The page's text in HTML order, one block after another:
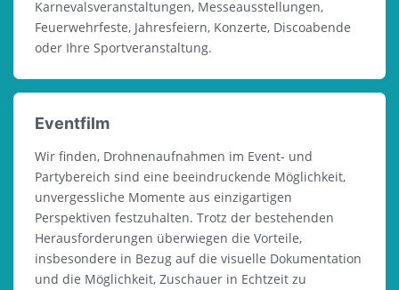
Karnevalsveranstaltungen, Messeausstellungen,
Feuerwehrfeste, Jahresfeiern, Konzerte, Discoabende
oder Ihre Sportveranstaltung.
Eventfilm
Wir finden, Drohnenaufnahmen im Event- und
Partybereich sind eine beeindruckende Möglichkeit,
unvergessliche Momente aus einzigartigen
Perspektiven festzuhalten. Trotz der bestehenden
Herausforderungen überwiegen die Vorteile,
insbesondere in Bezug auf die visuelle Dokumentation
und die Möglichkeit, Zuschauer in Echtzeit zu